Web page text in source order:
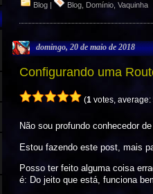
Blog | Blog Domínio ,Vaquinha
domingo, 20 de maio de 2018
Configurando uma
(1 votes, average:
Não sou profundo conhecedor
Estou fazendo este post, mais
Posso ter feito alguma coisa
é: Do jeito que está, funciona